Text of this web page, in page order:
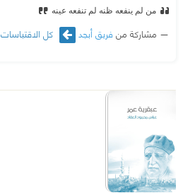
من لم ينفعه ظنه لم تنفعه عينه
مشاركة من فريق أبجد كل الاقتباسات